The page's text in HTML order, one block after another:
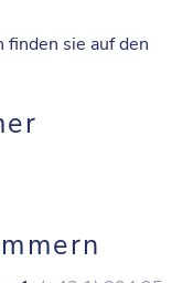
finden sie auf den